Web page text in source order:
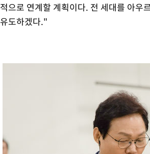
적으로 연계할 계획이다. 전 세대를 아우
유도하겠다."